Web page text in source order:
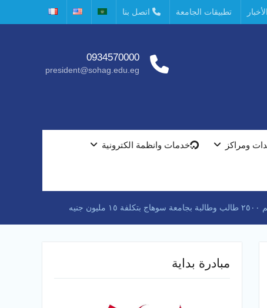
تطبيقات الجامعة اتصل بنا
0934570000
president@sohag.edu.eg
ومراكز خدمات وانظمة الكترونية
مبادرة بداية